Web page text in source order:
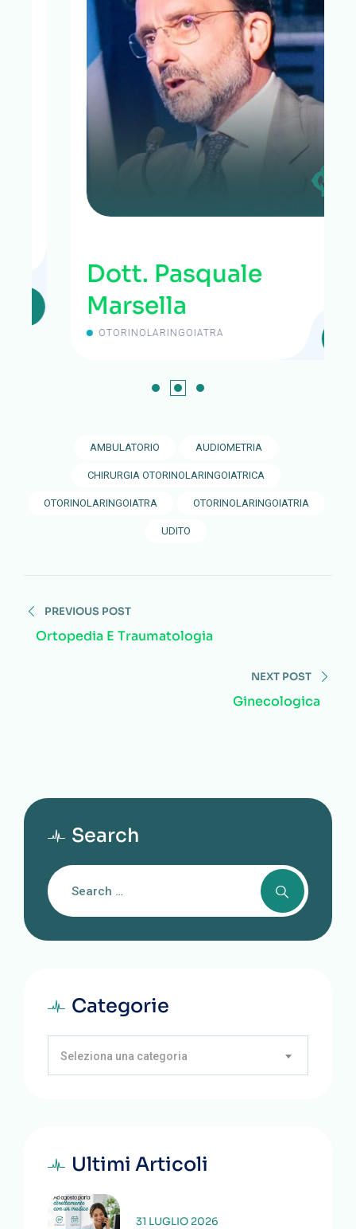
Dott. Pasquale
Marsella
OTORINOLARINGOIATRA
AMBULATORIO AUDIOMETRIA
CHIRURGIA OTORINOLARINGOIATRICA
OTORINOLARINGOIATRA OTORINOLARINGOIATRIA
UDITO
PREVIOUS POST
Ortopedia E Traumatologia
NEXT POST
Ginecologica
Search
Categorie
Seleziona una categoria
Ultimi Articoli
31 LUGLIO 2026